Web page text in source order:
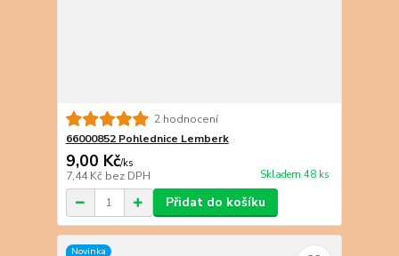
2 hodnocení
66000852 Pohlednice Lemberk
9,00 Kč/ks
7,44 Kč bez DPH Skladem 48 ks
Přidat do košíku
Novinka